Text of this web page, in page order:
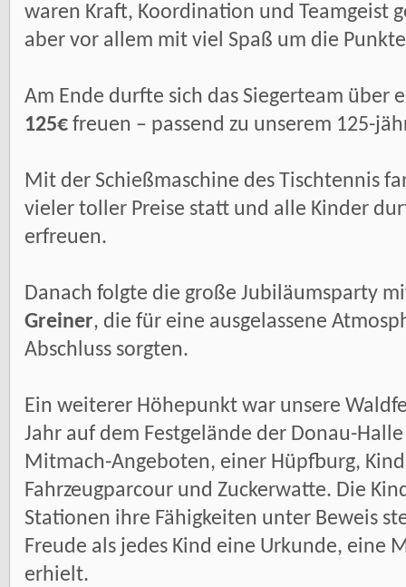
waren Kraft, Koordination und Teamgeist
aber vor allem mit viel Spaß um die
Am Ende durfte sich das Siegerteam über
125€ freuen – passend zu unserem 125-
Mit der Schießmaschine des Tischtennis
vieler toller Preise statt und alle Kinder
erfreuen.
Danach folgte die große Jubiläumsparty
Greiner, die für eine ausgelassene
Abschluss sorgten.
Ein weiterer Höhepunkt war unsere
Jahr auf dem Festgelände der Donau-
Mitmach-Angeboten, einer Hüpfburg,
Fahrzeugparcour und Zuckerwatte. Die
Stationen ihre Fähigkeiten unter Beweis
Freude als jedes Kind eine Urkunde, eine
erhielt.